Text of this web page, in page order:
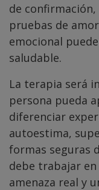
de confirmación,
pruebas de
emocional
saludable.
La terapia será
persona pueda
diferenciar
autoestima,
formas seguras
debe trabajar
amenaza real y